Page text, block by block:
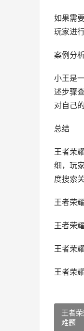
如果需
玩家进
案例分
小王是
述步骤
对自己
总结
王者荣
细，玩
度搜索
王者荣
王者荣
王者荣
王者荣
王者
难题